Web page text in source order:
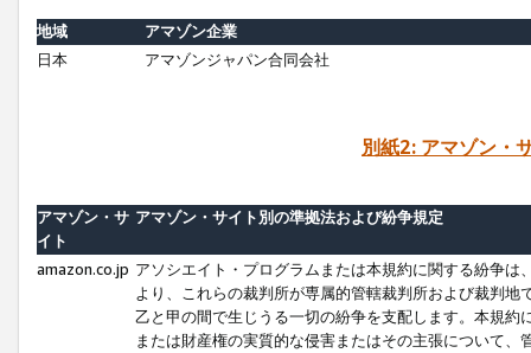
地域
アマゾン企業
日本
アマゾンジャパン合同会社
別紙2: アマゾン・
アマゾン・サ
イト
アマゾン・サイト別の準拠法および紛争規定
amazon.co.jp アソシエイト・プログラムまたは本規約に関する紛争
より、これらの裁判所が専属的管轄裁判所および裁判
乙と甲の間で生じうる一切の紛争を支配します。本規
または財産権の実質的な侵害またはその主張について